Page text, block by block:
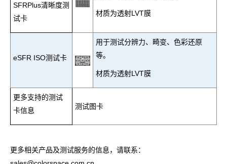
SFRPlus清晰度测
试卡
材质为透射LVT膜
eSFR ISO测试卡
用于测试分辨力、畸变、色彩还原
等。
材质为透射LVT膜
更多支持的测试
卡信息
测试图卡
更多相关产品及测试服务的信息， 请联系：